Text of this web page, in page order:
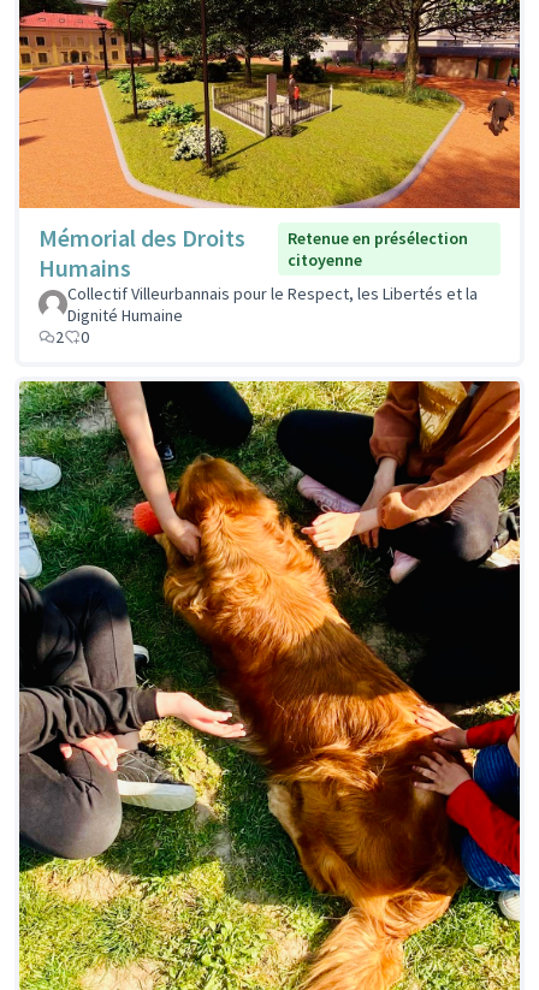
Mémorial des Droits
Humains
Retenue en présélection
citoyenne
Collectif Villeurbannais pour le Respect, les Libertés et la
Dignité Humaine
2
0